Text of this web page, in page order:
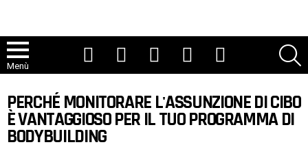
Menù
PERCHÉ MONITORARE L'ASSUNZIONE DI CIBO
È VANTAGGIOSO PER IL TUO PROGRAMMA DI
BODYBUILDING